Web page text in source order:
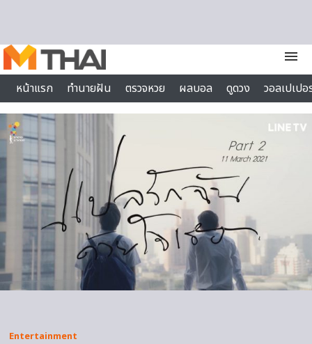
menu
หน้าแรก
ทำนายฝัน ตรวจหวย ผลบอล ดูดวง
วอลเปเป
ไลฟ์สไตล์
Entertainment